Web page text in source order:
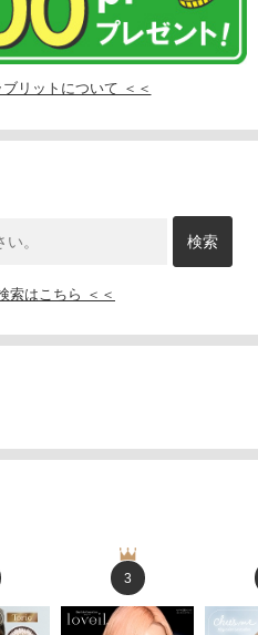
リットについて ＜＜
索はこちら ＜＜
3